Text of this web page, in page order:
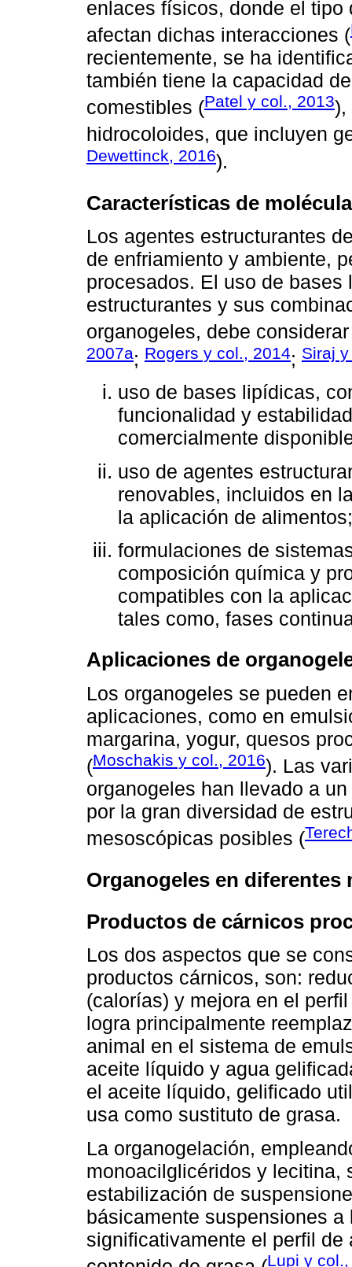
enlaces físicos, donde el
afectan dichas interacciones (
recientemente, se ha
también tiene la capacidad
comestibles (Patel y col., 2013),
hidrocoloides, que incluyen
Dewettinck, 2016).
Características de
Los agentes estructurantes
de enfriamiento y ambiente,
procesados. El uso de
estructurantes y sus
organogeles, debe
2007a; Rogers y col., 2014; Siraj
uso de bases lipídicas,
funcionalidad y
comercialmente
uso de agentes
renovables, incluidos en
la aplicación de alimentos;
formulaciones de
composición química y
compatibles con la
tales como, fases
Aplicaciones de
Los organogeles se pueden
aplicaciones, como en
margarina, yogur, quesos
(Moschakis y col., 2016). Las
organogeles han llevado a
por la gran diversidad de
mesoscópicas posibles (
Organogeles en diferentes
Productos de cárnicos
Los dos aspectos que se
productos cárnicos, son:
(calorías) y mejora en el
logra principalmente
animal en el sistema de
aceite líquido y agua
el aceite líquido, gelificado
usa como sustituto de grasa.
La organogelación,
monoacilglicéridos y lecitina,
estabilización de
básicamente suspensiones
significativamente el perfil
Lupi y